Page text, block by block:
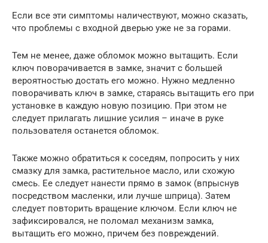
Если все эти симптомы наличествуют, можно сказать,
что проблемы с входной дверью уже не за горами.
Тем не менее, даже обломок можно вытащить. Если
ключ поворачивается в замке, значит с большей
вероятностью достать его можно. Нужно медленно
поворачивать ключ в замке, стараясь вытащить его при
установке в каждую новую позицию. При этом не
следует прилагать лишние усилия – иначе в руке
пользователя останется обломок.
Также можно обратиться к соседям, попросить у них
смазку для замка, растительное масло, или схожую
смесь. Ее следует нанести прямо в замок (впрыснув
посредством масленки, или лучше шприца). Затем
следует повторить вращение ключом. Если ключ не
зафиксировался, не поломал механизм замка,
вытащить его можно, причем без повреждений.